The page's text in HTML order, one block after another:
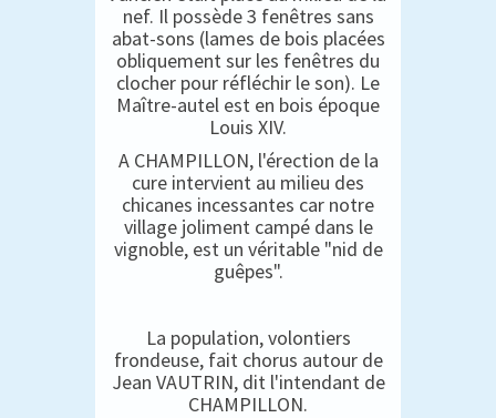
nef. Il possède 3 fenêtres sans
abat-sons (lames de bois placées
obliquement sur les fenêtres du
clocher pour réfléchir le son). Le
Maître-autel est en bois époque
Louis XIV.
A CHAMPILLON, l'érection de la
cure intervient au milieu des
chicanes incessantes car notre
village joliment campé dans le
vignoble, est un véritable "nid de
guêpes".
La population, volontiers
frondeuse, fait chorus autour de
Jean VAUTRIN, dit l'intendant de
CHAMPILLON.